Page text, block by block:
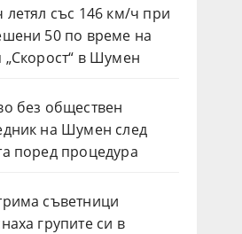
летял със 146 км/ч при
50 по време на
„Скорост“ в Шумен
без обществен
на Шумен след
поред процедура
съветници
групите си в